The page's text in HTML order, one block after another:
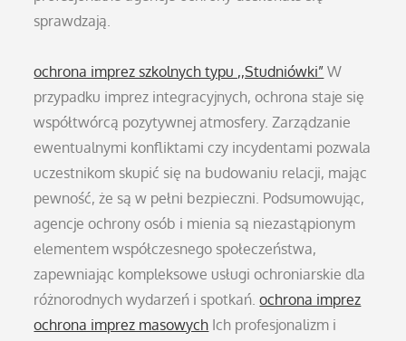
sprawdzają.
ochrona imprez szkolnych typu ,,Studniówki” W
przypadku imprez integracyjnych, ochrona staje się
współtwórcą pozytywnej atmosfery. Zarządzanie
ewentualnymi konfliktami czy incydentami pozwala
uczestnikom skupić się na budowaniu relacji, mając
pewność, że są w pełni bezpieczni. Podsumowując,
agencje ochrony osób i mienia są niezastąpionym
elementem współczesnego społeczeństwa,
zapewniając kompleksowe usługi ochroniarskie dla
różnorodnych wydarzeń i spotkań.ochrona imprez
ochrona imprez masowych Ich profesjonalizm i